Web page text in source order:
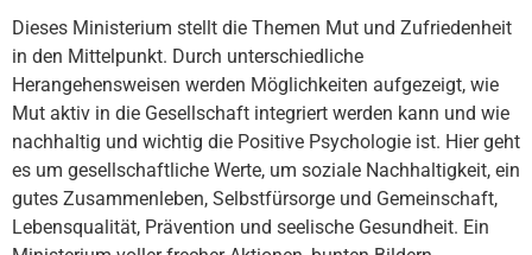
Dieses Ministerium stellt die Themen Mut und Zufriedenheit
in den Mittelpunkt. Durch unterschiedliche
Herangehensweisen werden Möglichkeiten aufgezeigt, wie
Mut aktiv in die Gesellschaft integriert werden kann und wie
nachhaltig und wichtig die Positive Psychologie ist. Hier geht
es um gesellschaftliche Werte, um soziale Nachhaltigkeit, ein
gutes Zusammenleben, Selbstfürsorge und Gemeinschaft,
Lebensqualität, Prävention und seelische Gesundheit. Ein